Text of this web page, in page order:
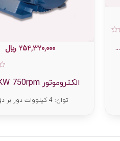
الکتروموتور 4KW 750rpm پا...
254,320,000 ﷼
توان: 4 کیلووات دور بر دق...